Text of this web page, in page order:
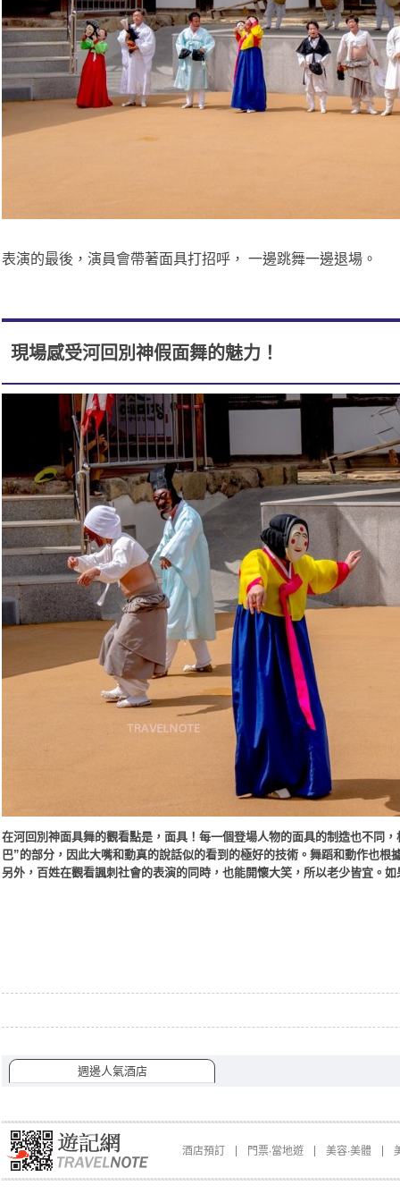
表演的最後，演員會帶著面具打招呼， 一邊跳舞一邊退場。
現場感受河回別神假面舞的魅力！
在河回別神面具舞的觀看點是，面具！每一個登場人物的面具的制造也不同
巴”的部分，因此大嘴和動真的說話似的看到的極好的技術。舞蹈和動作也
另外，百姓在觀看諷刺社會的表演的同時，也能開懷大笑，所以老少皆宜。
週邊人氣酒店
酒店預訂 門票∙當地遊 美容∙美體